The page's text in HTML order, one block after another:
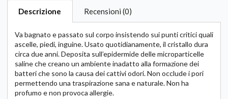
Descrizione Recensioni (0)
Va bagnato e passato sul corpo insistendo sui punti critici quali
ascelle, piedi, inguine. Usato quotidianamente, il cristallo dura
circa due anni. Deposita sull’epidermide delle microparticelle
saline che creano un ambiente inadatto alla formazione dei
batteri che sono la causa dei cattivi odori. Non occlude i pori
permettendo una traspirazione sana e naturale. Non ha
profumo e non provoca allergie.